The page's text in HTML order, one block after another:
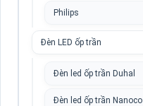
Philips
Đèn LED ốp trần
Đèn led ốp trần Duhal
Đèn led ốp trần Nanoco